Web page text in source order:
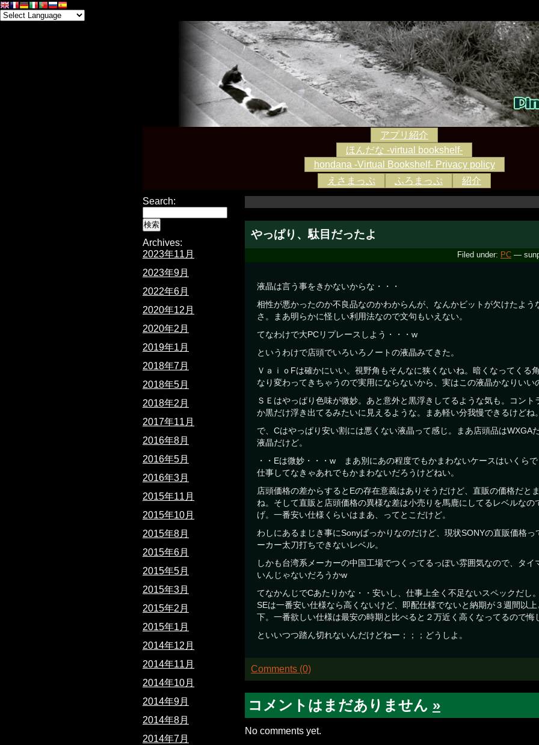
アプリ紹介
ほんだな -virtual bookshelf-
hondana -Virtual Bookshelf- Privacy policy
えさまっぷ
ふろまっぷ 紹介
やっぱり、駄目だったよ
Filed under: PC —
液晶は言う事をきかないからな・・・
相性が悪かったのか不良品なのかわからんが、なんかビットが欠けたよう
さ。まあ明らかに怪しい利用法なので文句もいえない。
てなわけで大PCリプレースしよう・・・w
というわけで店頭でいろいろノートの液晶みてきた。
ＶａｉｏFは確かにいい。視野角もそんなに狭くないね。暗くなってくる
なり変わってきちゃうので実用にならないから、実はこの液晶かなりいい
ＳＥはやっぱり色味が微妙。あと意外と黒浮きしてるような気も。コン
か黒だけ浮き出てるみたいに見えるような。まあ軽い分我慢できるけどね。
で、Cはやっぱり安い割には悪くない液晶って感じ。まあ店頭品はWXGA
液晶だけど。
・・Eは微妙・・・w まあ別にあの程度でもかまわないケースはいくら
仕事してなきゃあれでもかまわないだろうけどねい。
店頭価格の差からするとEの存在意義はありそうだけど、直販の価格だと
ね。そして直販と店頭価格の異様な差は小売りを馬鹿にしてるレベルなの
げ。一番安い仕様くらいはまあ、ってとこだけど。
わしにあるまじき事にSonyばっかりなのだけど、現状SONYの直販価格っ
ーカー太刀打ちできないレベル。
しかも台湾系メーカーの中国工場でつくってるっぽい雰囲気なので、タ
いんじゃないだろうかw
てなかんじでCあたりかな・・安いし、仕事上全く不足ないスペックだし
SEは一番安い仕様なら高くないけど、即配仕様でないと納期が３週間以
下。一番欲しい仕様は最安の時期と比べると２万近く高くなってるので悔
といいつつ踏ん切れないんだけどねー；；；どうしよ。
Comments (0)
コメントはまだありません »
No comments yet.
Search:
Archives:
2023年11月
2023年9月
2022年6月
2020年12月
2020年2月
2019年1月
2018年7月
2018年5月
2018年2月
2017年11月
2016年8月
2016年5月
2016年3月
2015年11月
2015年10月
2015年8月
2015年6月
2015年5月
2015年3月
2015年2月
2015年1月
2014年12月
2014年11月
2014年10月
2014年9月
2014年8月
2014年7月